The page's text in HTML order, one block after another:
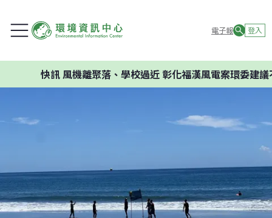
電子報 登入
風機離聚落、學校過近 彰化福漢風電案環委建議不應開發